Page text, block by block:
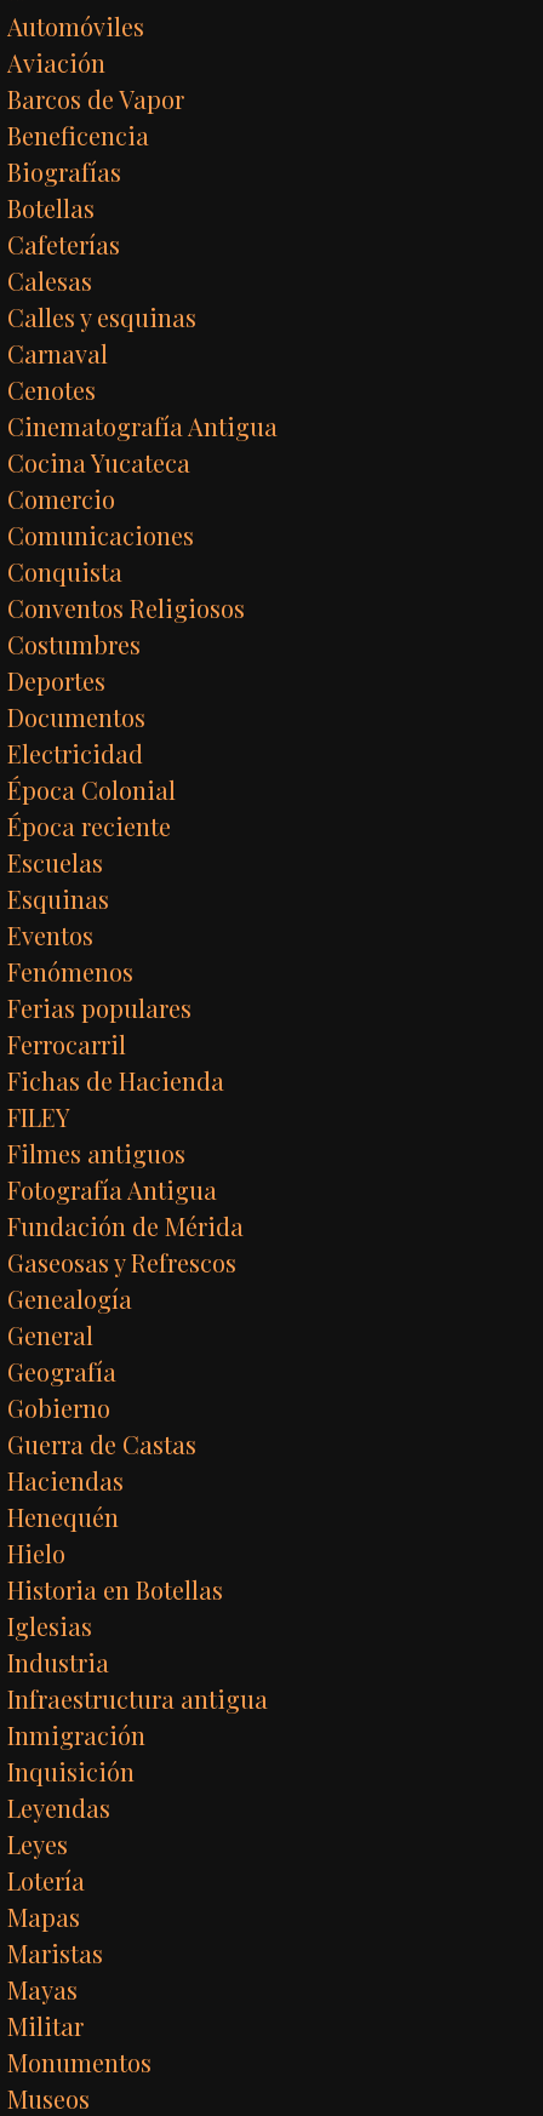
Automóviles
Aviación
Barcos de Vapor
Beneficencia
Biografías
Botellas
Cafeterías
Calesas
Calles y esquinas
Carnaval
Cenotes
Cinematografía Antigua
Cocina Yucateca
Comercio
Comunicaciones
Conquista
Conventos Religiosos
Costumbres
Deportes
Documentos
Electricidad
Época Colonial
Época reciente
Escuelas
Esquinas
Eventos
Fenómenos
Ferias populares
Ferrocarril
Fichas de Hacienda
FILEY
Filmes antiguos
Fotografía Antigua
Fundación de Mérida
Gaseosas y Refrescos
Genealogía
General
Geografía
Gobierno
Guerra de Castas
Haciendas
Henequén
Hielo
Historia en Botellas
Iglesias
Industria
Infraestructura antigua
Inmigración
Inquisición
Leyendas
Leyes
Lotería
Mapas
Maristas
Mayas
Militar
Monumentos
Museos